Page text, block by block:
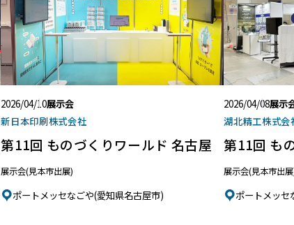
2026/04/10展示会
新日本印刷株式会社
第11回 ものづくりワールド 名古屋
展示会(見本市出展)
ポートメッセなごや(愛知県名古屋市)
2026/04/08展示
湖北精工株式会
第11回 も
展示会(見本市出
ポートメッセ